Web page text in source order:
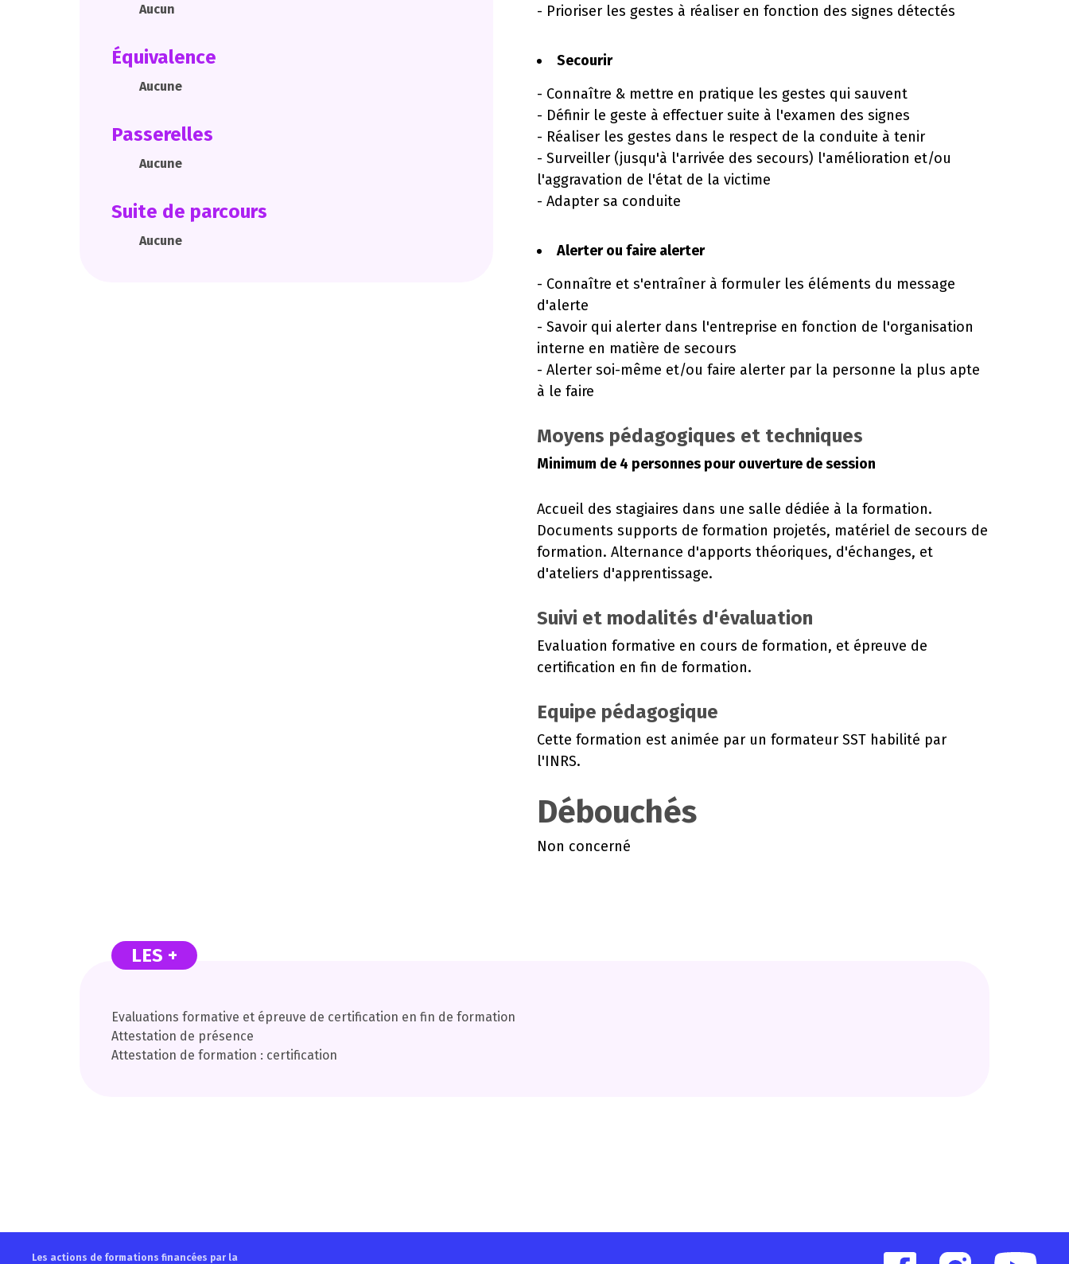
Aucun
Équivalence
Aucune
Passerelles
Aucune
Suite de parcours
Aucune
- Prioriser les gestes à réaliser en fonction des signes détectés
Secourir
- Connaître & mettre en pratique les gestes qui sauvent
- Définir le geste à effectuer suite à l'examen des signes
- Réaliser les gestes dans le respect de la conduite à tenir
- Surveiller (jusqu'à l'arrivée des secours) l'amélioration et/ou
l'aggravation de l'état de la victime
- Adapter sa conduite
Alerter ou faire alerter
- Connaître et s'entraîner à formuler les éléments du message
d'alerte
- Savoir qui alerter dans l'entreprise en fonction de l'organisation
interne en matière de secours
- Alerter soi-même et/ou faire alerter par la personne la plus apte
à le faire
Moyens pédagogiques et techniques
Minimum de 4 personnes pour ouverture de session
Accueil des stagiaires dans une salle dédiée à la formation.
Documents supports de formation projetés, matériel de secours de
formation. Alternance d'apports théoriques, d'échanges, et
d'ateliers d'apprentissage.
Suivi et modalités d'évaluation
Evaluation formative en cours de formation, et épreuve de
certification en fin de formation.
Equipe pédagogique
Cette formation est animée par un formateur SST habilité par
l'INRS.
Débouchés
Non concerné
LES +
Evaluations formative et épreuve de certification en fin de formation
Attestation de présence
Attestation de formation : certification
Les actions de formations financées par la